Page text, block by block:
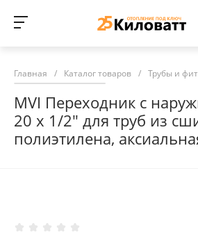
Главная / Каталог товаров / Трубы и
MVI Переходник с
20 x 1/2" для труб из
полиэтилена,